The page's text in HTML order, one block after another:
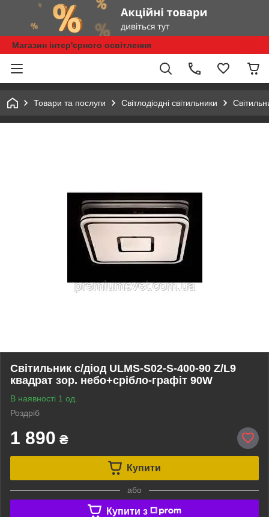
Магазин інтер'єрного освітлення
Товари та послуги Світлодіодні світильники
Світильник с/діод ULMS-S02-S-400-90 Z/L9
квадрат зор. небо+срібло-графіт 90W
В наявності 1 од.
Роздріб
1 890 ₴
Купити
або
Купити з